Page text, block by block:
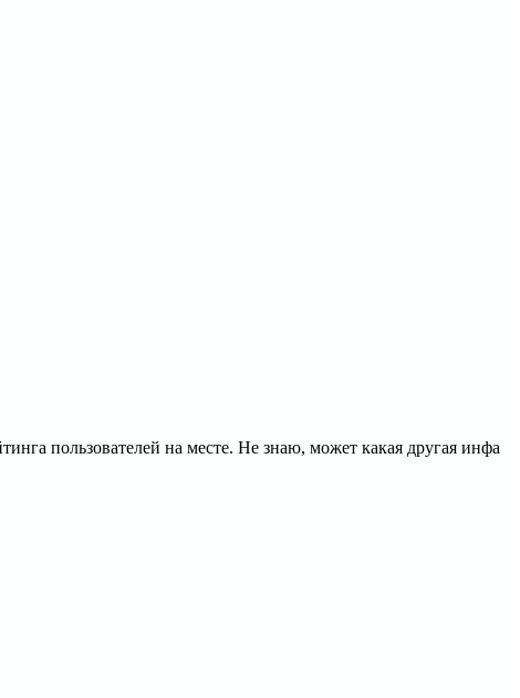
пользователей на месте. Не знаю, может какая другая инфа